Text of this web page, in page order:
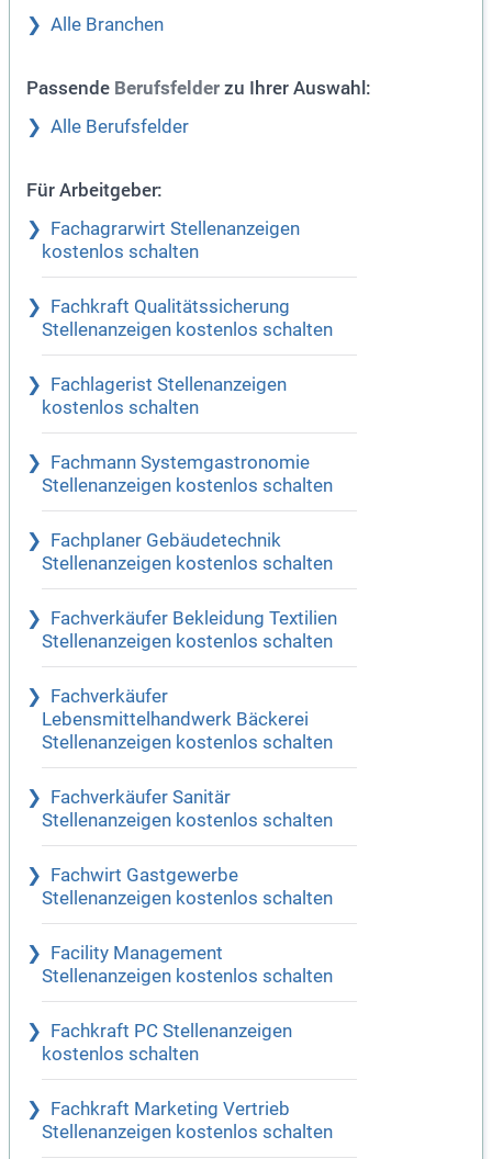
Alle Branchen
Passende Berufsfelder zu Ihrer Auswahl:
Alle Berufsfelder
Für Arbeitgeber:
Fachagrarwirt Stellenanzeigen
kostenlos schalten
Fachkraft Qualitätssicherung
Stellenanzeigen kostenlos schalten
Fachlagerist Stellenanzeigen
kostenlos schalten
Fachmann Systemgastronomie
Stellenanzeigen kostenlos schalten
Fachplaner Gebäudetechnik
Stellenanzeigen kostenlos schalten
Fachverkäufer Bekleidung Textilien
Stellenanzeigen kostenlos schalten
Fachverkäufer
Lebensmittelhandwerk Bäckerei
Stellenanzeigen kostenlos schalten
Fachverkäufer Sanitär
Stellenanzeigen kostenlos schalten
Fachwirt Gastgewerbe
Stellenanzeigen kostenlos schalten
Facility Management
Stellenanzeigen kostenlos schalten
Fachkraft PC Stellenanzeigen
kostenlos schalten
Fachkraft Marketing Vertrieb
Stellenanzeigen kostenlos schalten